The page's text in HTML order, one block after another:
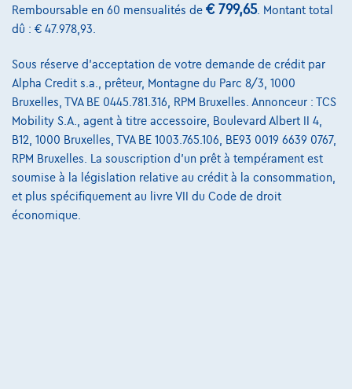
Remboursable en 60 mensualités de € 799,65. Montant total
dû : € 47.978,93.
Sous réserve d'acceptation de votre demande de crédit par
Alpha Credit s.a., prêteur, Montagne du Parc 8/3, 1000
Bruxelles, TVA BE 0445.781.316, RPM Bruxelles. Annonceur : TCS
Mobility S.A., agent à titre accessoire, Boulevard Albert II 4,
B12, 1000 Bruxelles, TVA BE 1003.765.106, BE93 0019 6639 0767,
RPM Bruxelles. La souscription d'un prêt à tempérament est
soumise à la législation relative au crédit à la consommation,
et plus spécifiquement au livre VII du Code de droit
économique.
Devenez client
Qui nous sommes
Charte de qualité
Nos dealers
Nos partenaires
Notre équipe
Contact